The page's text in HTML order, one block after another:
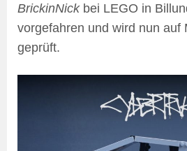
BrickinNickbei LEGO in
vorgefahren und wird nun auf
geprüft.